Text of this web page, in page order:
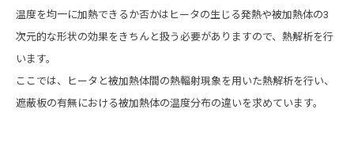
温度を均一に加熱できるか否かはヒータの生じる発熱や被加熱体の3
次元的な形状の効果をきちんと扱う必要がありますので、熱解析を行
います。
ここでは、ヒータと被加熱体間の熱輻射現象を用いた熱解析を行い、
遮蔽板の有無における被加熱体の温度分布の違いを求めています。